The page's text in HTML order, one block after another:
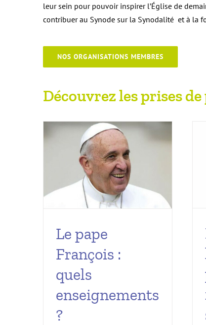
leur sein pour pouvoir inspirer l’Église de
contribuer au Synode sur la Synodalité et à la
NOS ORGANISATIONS MEMBRES
Découvrez les prises
Le pape
François :
quels
enseignements
?